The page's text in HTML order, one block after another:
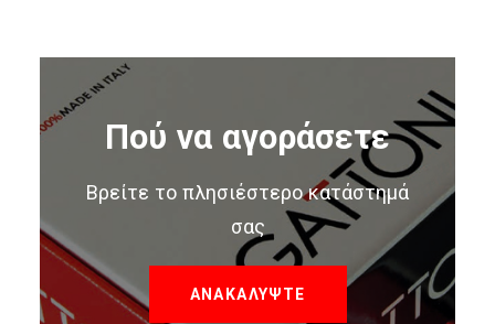
Πού να αγοράσετε
Βρείτε το πλησιέστερο κατάστημά
σας
ΑΝΑΚΑΛΥΨΤΕ